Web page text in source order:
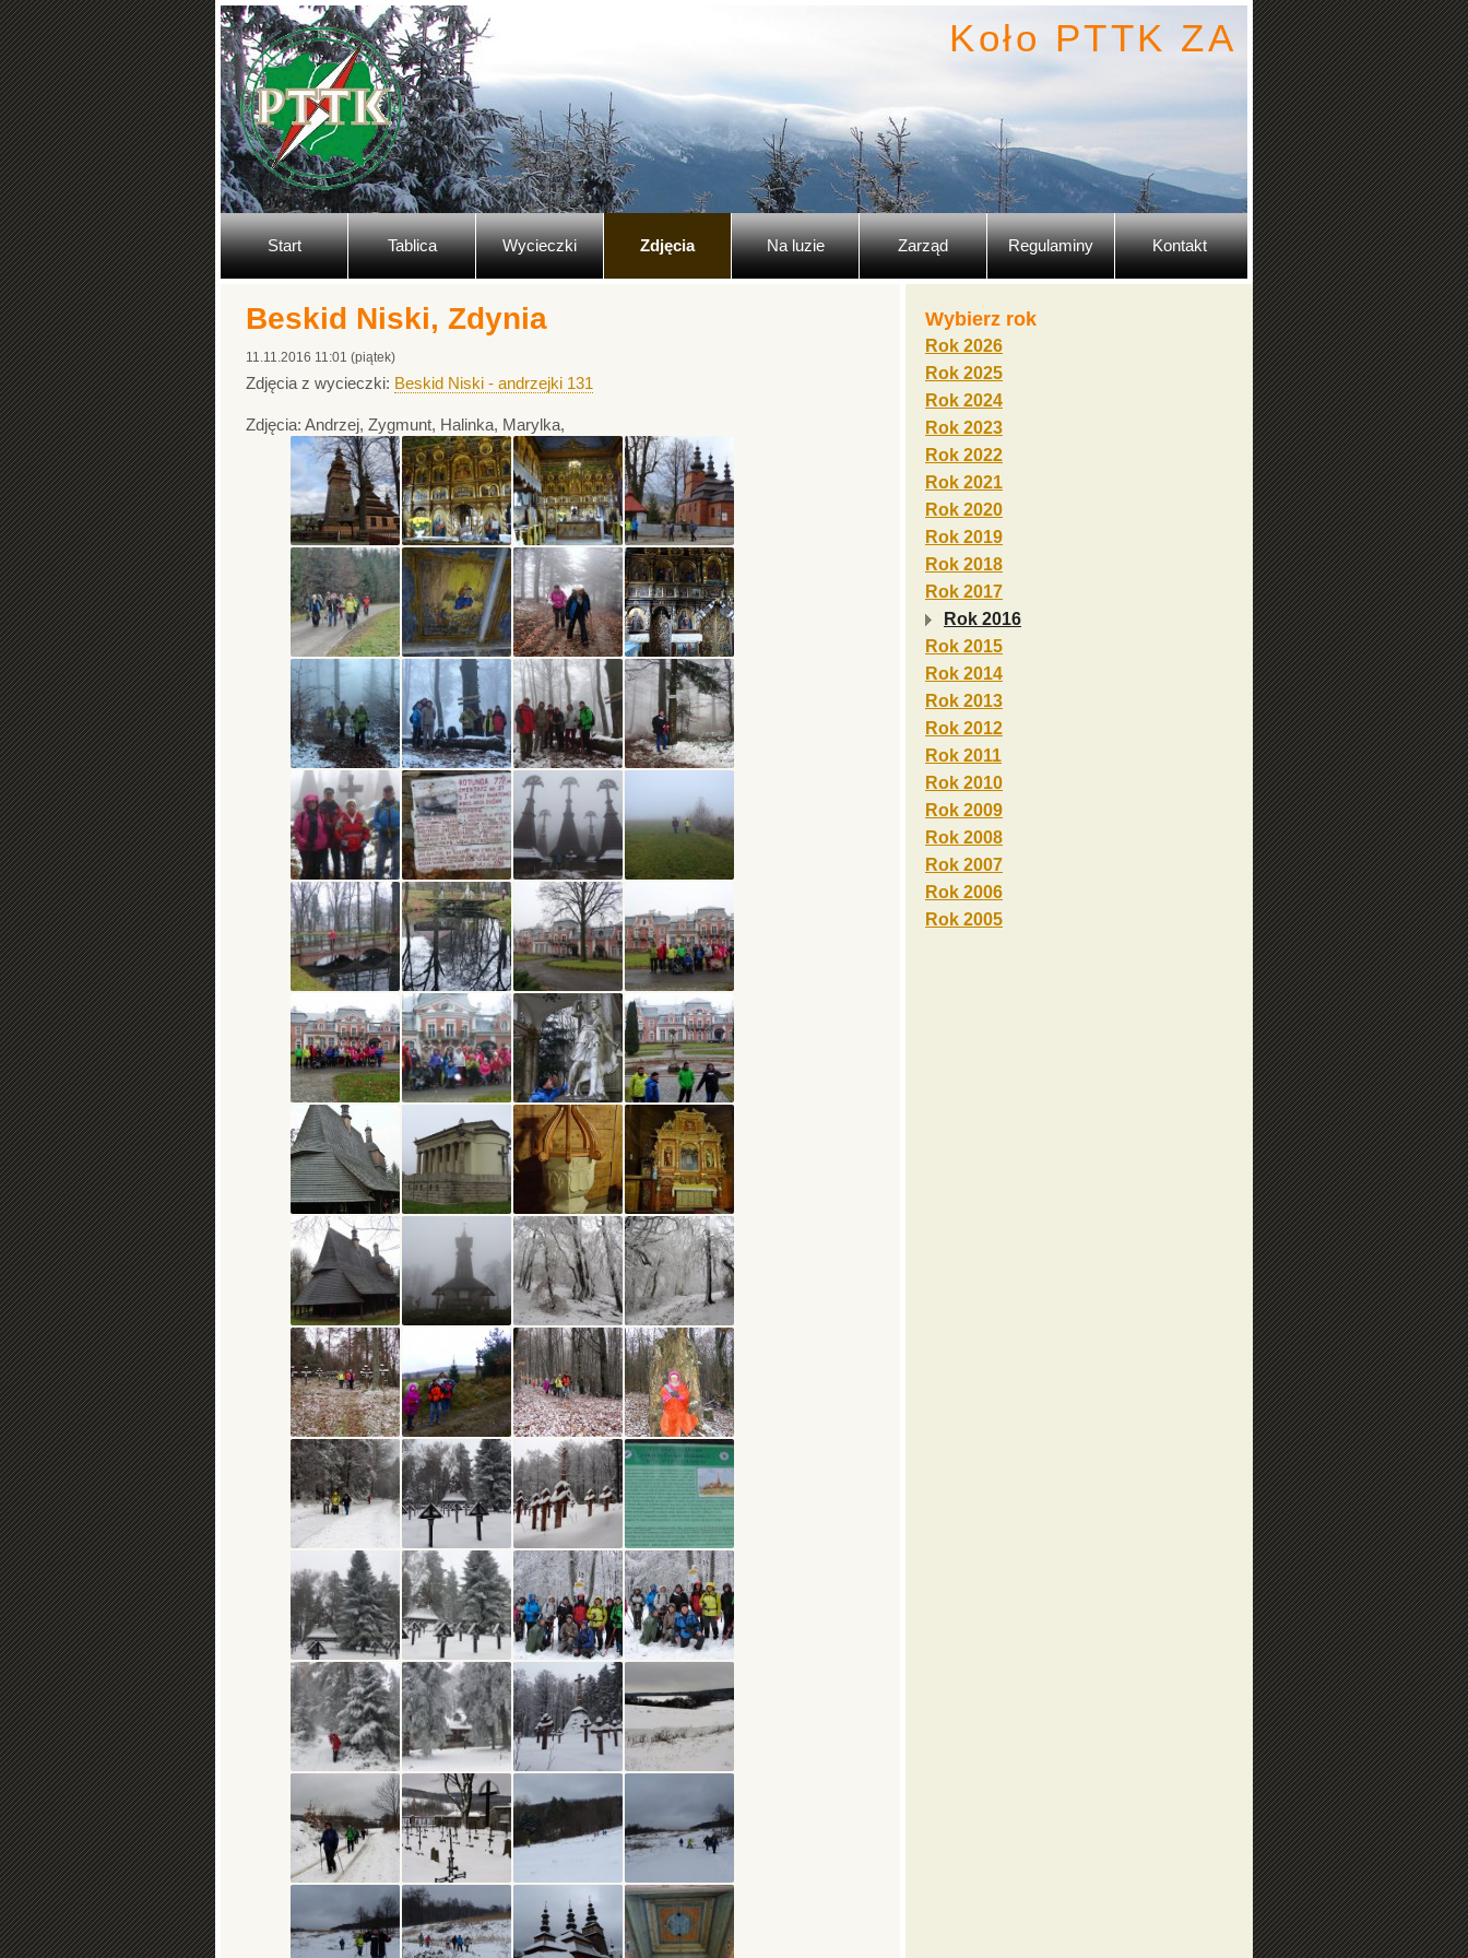
Koło PTTK ZA
Start Tablica Wycieczki Zdjęcia Na luzie Zarząd Regulaminy Kontakt
Beskid Niski, Zdynia
11.11.2016 11:01 (piątek)
Zdjęcia z wycieczki: Beskid Niski - andrzejki 131
Zdjęcia: Andrzej, Zygmunt, Halinka, Marylka,
Wybierz rok
Rok 2026
Rok 2025
Rok 2024
Rok 2023
Rok 2022
Rok 2021
Rok 2020
Rok 2019
Rok 2018
Rok 2017
Rok 2016
Rok 2015
Rok 2014
Rok 2013
Rok 2012
Rok 2011
Rok 2010
Rok 2009
Rok 2008
Rok 2007
Rok 2006
Rok 2005